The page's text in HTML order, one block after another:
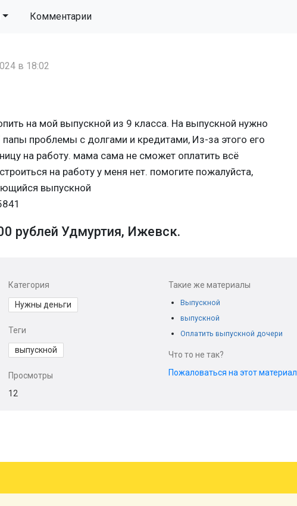
Комментарии
в 18:02
на мой выпускной из 9 класса. На выпускной нужно
проблемы с долгами и кредитами, Из-за этого его
на работу. мама сама не сможет оплатить всё
на работу у меня нет. помогите пожалуйста,
выпускной
рублей Удмуртия, Ижевск.
Категория
Нужны деньги
Теги
выпускной
Просмотры
12
Такие же материалы
Выпускной
выпускной
Оплатить выпускной дочери
Что то не так?
Пожаловаться на этот материал